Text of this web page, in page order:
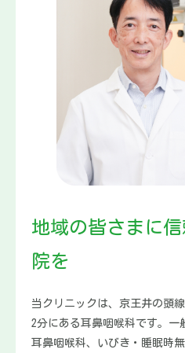
地域の皆さまに
院を
当クリニックは、京王井の頭
2分にある耳鼻咽喉科です。一
耳鼻咽喉科、いびき・睡眠時